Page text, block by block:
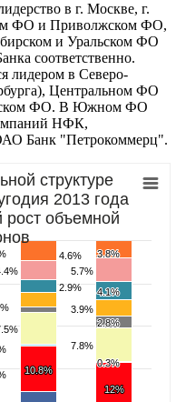
в г. Москве, г.
ФО и Приволжском ФО,
и Уральском ФО
соответственно.
лидером в Северо-
Центральном ФО
ФО. В Южном ФО
НФК,
Банк "Петрокоммерц".
структуре
2013 года
рост объемной
4.6%
4.6% 3.8%
3.8%
5.7%
5.7%
2.9%
2.9% 4.1%
4.1%
3.9%
3.9%
2.8%
2.8%
7.8%
7.8%
0.3%
0.3%
10.8%
10.8%
12%
12%